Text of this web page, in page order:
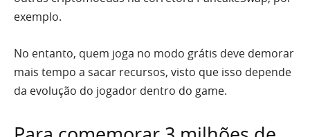
exemplo.
No entanto, quem joga no modo grátis deve demorar
mais tempo a sacar recursos, visto que isso depende
da evolução do jogador dentro do game.